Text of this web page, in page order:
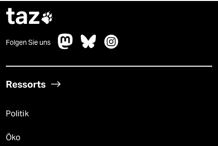
taz
Folgen Sie uns
Ressorts
Politik
Öko